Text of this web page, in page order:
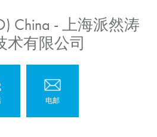
China - 上海派然涛
术有限公司